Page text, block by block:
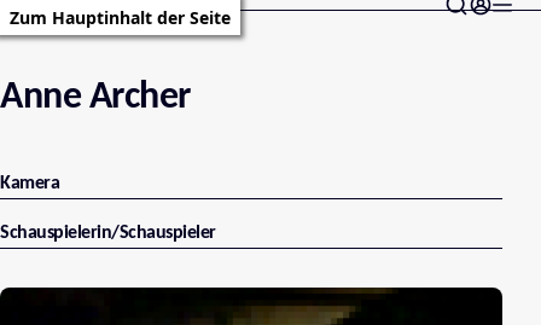
Zum Hauptinhalt der Seite
Anne Archer
Kamera
Schauspielerin/Schauspieler